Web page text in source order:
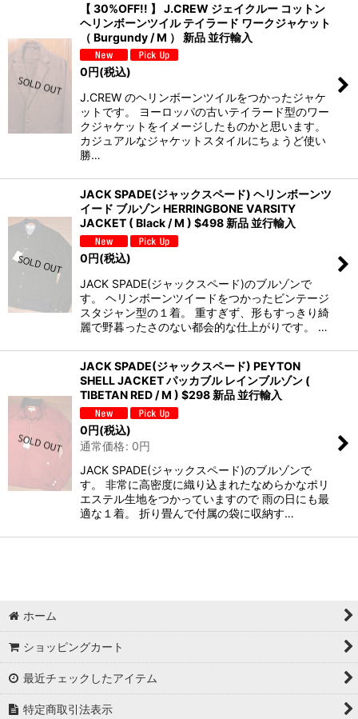
【 30%OFF!! 】 J.CREW ジェイクルー コットン
ヘリンボーンツイル テイラード ワークジャケット
（ Burgundy / M ） 新品 並行輸入
0円(税込)
J.CREW のヘリンボーンツイルをつかったジャケ
ットです。 ヨーロッパの古いテイラード型のワー
クジャケットをイメージしたものかと思います。
カジュアルなジャケットスタイルにちょうど使い
勝…
JACK SPADE(ジャックスペード) ヘリンボーンツ
イード ブルゾン HERRINGBONE VARSITY
JACKET ( Black / M ) $498 新品 並行輸入
0円(税込)
JACK SPADE(ジャックスペード)のブルゾンで
す。 ヘリンボーンツイードをつかったビンテージ
スタジャン型の１着。 重すぎず、形もすっきり綺
麗で野暮ったさのない都会的な仕上がりです。 …
JACK SPADE(ジャックスペード) PEYTON
SHELL JACKET パッカブル レインブルゾン (
TIBETAN RED / M ) $298 新品 並行輸入
0円(税込)
通常価格: 0円
JACK SPADE(ジャックスペード)のブルゾンで
す。 非常に高密度に織り込まれたなめらかなポリ
エステル生地をつかっていますので 雨の日にも最
適な１着。 折り畳んで付属の袋に収納す…
ホーム
ショッピングカート
最近チェックしたアイテム
特定商取引法表示